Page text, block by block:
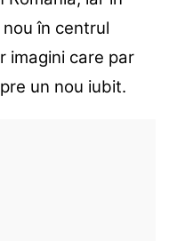
în centrul
imagini care par
un nou iubit.